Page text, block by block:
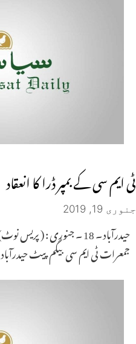
ٹی ایم سی کے بمپر ڈرا کا انعقاد
جنوری 19, 2019
جمعرات ٹی ایم سی بیگم پیٹ حیدرآباد